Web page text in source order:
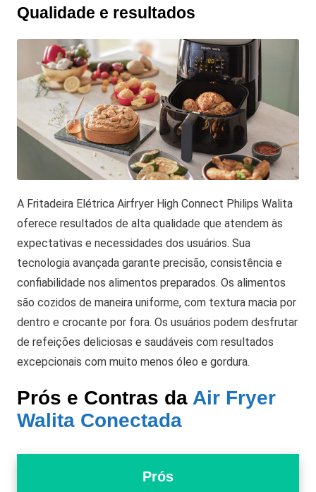
Qualidade e resultados
A Fritadeira Elétrica Airfryer High Connect Philips Walita
oferece resultados de alta qualidade que atendem às
expectativas e necessidades dos usuários. Sua
tecnologia avançada garante precisão, consistência e
confiabilidade nos alimentos preparados. Os alimentos
são cozidos de maneira uniforme, com textura macia por
dentro e crocante por fora. Os usuários podem desfrutar
de refeições deliciosas e saudáveis com resultados
excepcionais com muito menos óleo e gordura.
Prós e Contras da Air Fryer
Walita Conectada
Prós